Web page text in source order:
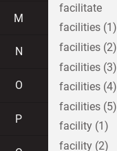
M
N
O
P
facilitate
facilities (1)
facilities (2)
facilities (3)
facilities (4)
facilities (5)
facility (1)
facility (2)